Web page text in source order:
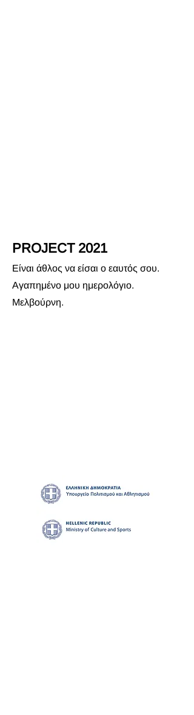
PROJECT 2021
Είναι άθλος να είσαι ο εαυτός σου.
Αγαπημένο μου ημερολόγιο.
Μελβούρνη.